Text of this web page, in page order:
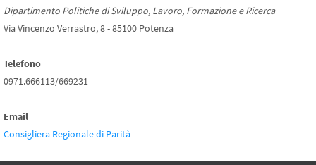
Dipartimento Politiche di Sviluppo, Lavoro, Formazione e Ricerca
Via Vincenzo Verrastro, 8 - 85100 Potenza
Telefono
0971.666113/669231
Email
Consigliera Regionale di Parità